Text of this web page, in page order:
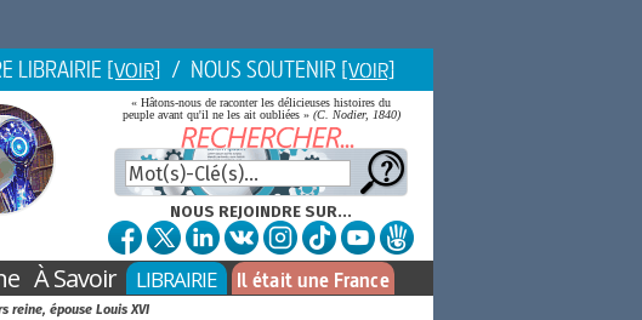
LIBRAIRIE [VOIR] / NOUS SOUTENIR [VOIR]
« Hâtons-nous de raconter les délicieuses histoires du
peuple avant qu'il ne les ait oubliées » (C. Nodier, 1840)
NOUS REJOINDRE SUR...
À Savoir LIBRAIRIE Il était une France
reine, épouse Louis XVI